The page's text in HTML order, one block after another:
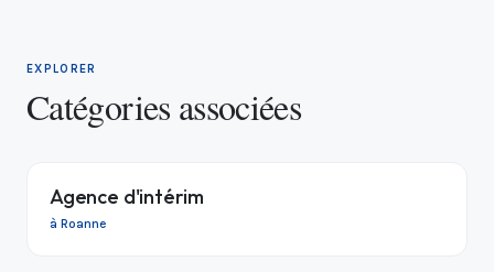
EXPLORER
Catégories associées
Agence d'intérim
à Roanne